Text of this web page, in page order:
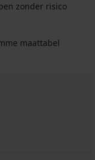
zonder risico
maattabel